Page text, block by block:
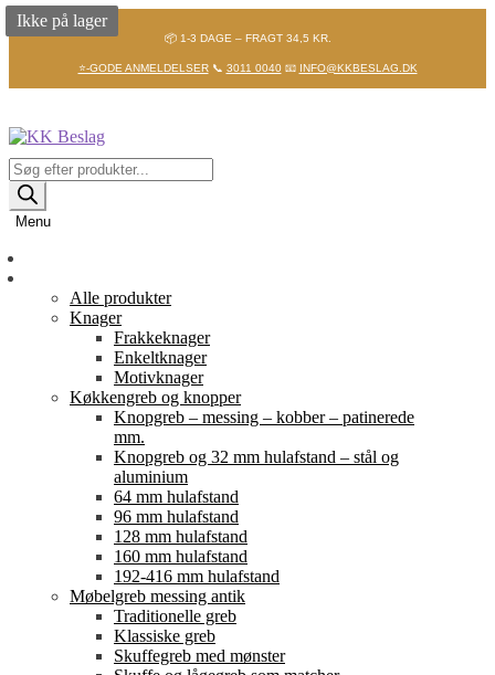
📦 1-3 DAGE – FRAGT 34,5 KR.
⭐-GODE ANMELDELSER📞 3011 0040📧 INFO@KKBESLAG.DK
Spring
til
navigation
Spring
til
indhold
Products
search
Menu
Alle produkter
Knager
Frakkeknager
Enkeltknager
Motivknager
Køkkengreb og knopper
Knopgreb – messing – kobber – patinerede
mm.
Knopgreb og 32 mm hulafstand – stål og
aluminium
64 mm hulafstand
96 mm hulafstand
128 mm hulafstand
160 mm hulafstand
192-416 mm hulafstand
Møbelgreb messing antik
Traditionelle greb
Klassiske greb
Skuffegreb med mønster
Ikke på lager